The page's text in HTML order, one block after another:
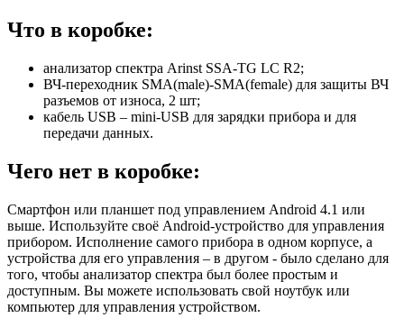
Что в коробке:
анализатор спектра Arinst SSA-TG LC R2;
ВЧ-переходник SMA(male)-SMA(female) для защиты ВЧ
разъемов от износа, 2 шт;
кабель USB – mini-USB для зарядки прибора и для
передачи данных.
Чего нет в коробке:
Смартфон или планшет под управлением Android 4.1 или
выше. Используйте своё Android-устройство для управления
прибором. Исполнение самого прибора в одном корпусе, а
устройства для его управления – в другом - было сделано для
того, чтобы анализатор спектра был более простым и
доступным. Вы можете использовать свой ноутбук или
компьютер для управления устройством.